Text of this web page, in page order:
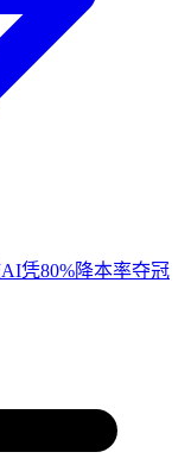
凭80%降本率夺冠